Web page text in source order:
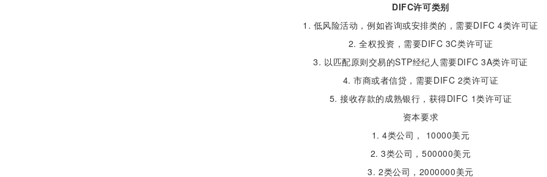
DIFC许可类别
1. 低风险活动，例如咨询或安排类的，需要DIFC 4类许可证
2. 全权投资，需要DIFC 3C类许可证
3. 以匹配原则交易的STP经纪人需要DIFC 3A类许可证
4. 市商或者信贷，需要DIFC 2类许可证
5. 接收存款的成熟银行，获得DIFC 1类许可证
资本要求
1. 4类公司， 10000美元
2. 3类公司，500000美元
3. 2类公司，2000000美元